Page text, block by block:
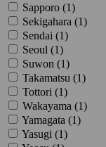
Sapporo (1)
Sekigahara (1)
Sendai (1)
Seoul (1)
Suwon (1)
Takamatsu (1)
Tottori (1)
Wakayama (1)
Yamagata (1)
Yasugi (1)